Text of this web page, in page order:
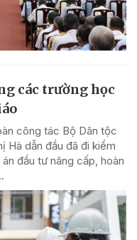
các trường học
công tác Bộ Dân tộc
Hà dẫn đầu đã đi kiểm
đầu tư nâng cấp, hoàn